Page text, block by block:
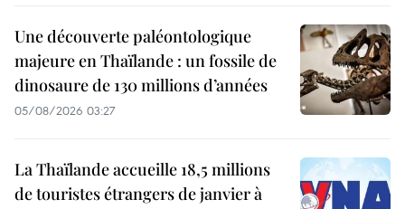
Une découverte paléontologique
majeure en Thaïlande : un fossile de
dinosaure de 130 millions d’années
05/08/2026 03:27
La Thaïlande accueille 18,5 millions
de touristes étrangers de janvier à